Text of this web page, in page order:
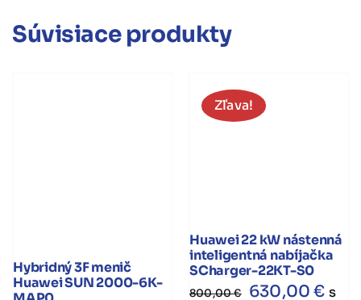
Súvisiace produkty
Hybridný 3F menič
Huawei SUN 2000-6K-
Zľava!
Huawei 22 kW nástenná
inteligentná nabíjačka
SCharger-22KT-S0
800,00€
Pôvodná
630,00€ s